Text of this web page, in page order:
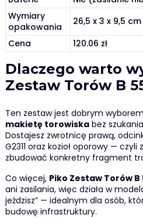
Wymiary
opakowania
26,5 x 3 x 9,5 cm
Cena
120.06 zł
Dlaczego warto
Zestaw Torów B
Ten zestaw jest dobrym
makietę torowiskabez
Dostajesz zwrotnicę prawą,
G2311 oraz kozioł oporowy —
zbudować konkretny fragment
Co więcej, Piko Zestaw Torów B
ani zasilania, więc działa w
jeździsz” — idealnym dla osób,
budowę infrastruktury.